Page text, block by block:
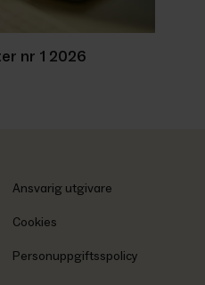
nr 1 2026
Ansvarig utgivare
Cookies
Personuppgiftsspolicy